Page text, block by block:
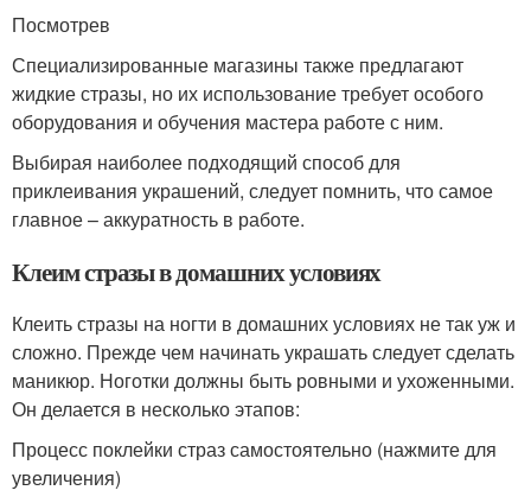
Посмотрев
Специализированные магазины также предлагают
жидкие стразы, но их использование требует особого
оборудования и обучения мастера работе с ним.
Выбирая наиболее подходящий способ для
приклеивания украшений, следует помнить, что самое
главное – аккуратность в работе.
Клеим стразы в домашних условиях
Клеить стразы на ногти в домашних условиях не так уж и
сложно. Прежде чем начинать украшать следует сделать
маникюр. Ноготки должны быть ровными и ухоженными.
Он делается в несколько этапов:
Процесс поклейки страз самостоятельно (нажмите для
увеличения)